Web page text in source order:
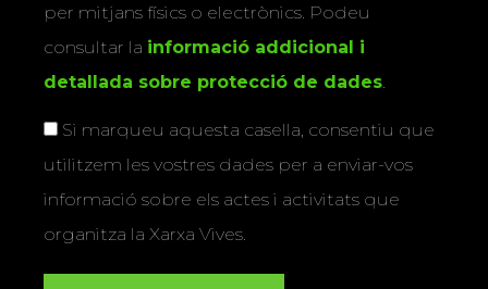
per mitjans físics o electrònics. Podeu
consultar la informació addicional i
detallada sobre protecció de dades.
Si marqueu aquesta casella, consentiu que
utilitzem les vostres dades per a enviar-vos
informació sobre els actes i activitats que
organitza la Xarxa Vives.